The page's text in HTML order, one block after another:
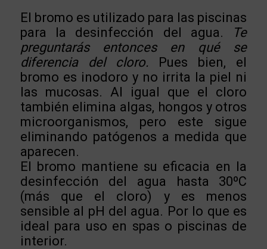
El bromo es utilizado para las piscinas
para la desinfección del agua.
Te
preguntarás entonces en qué se
diferencia del cloro. Pues bien, el
bromo es inodoro y no irrita la piel ni
las mucosas. Al igual que el cloro
también elimina algas, hongos y otros
microorganismos, pero este sigue
eliminando patógenos a medida que
aparecen.
El bromo mantiene su eficacia en la
desinfección del agua hasta 30ºC
(más que el cloro) y es menos
sensible al pH del agua. Por lo que es
ideal para uso en spas o piscinas de
interior.